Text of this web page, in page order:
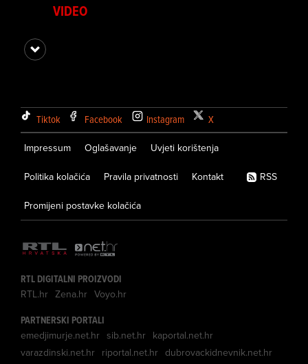
VIDEO
Tiktok Facebook Instagram X
Impressum Oglašavanje Uvjeti korištenja
Politika kolačića Pravila privatnosti Kontakt
Promijeni postavke kolačića
RSS
RTL DIGITALNI PROIZVODI
RTL.hr Zena.hr Voyo.hr
PARTNERSKI PORTALI
emedjimurje.net.hr sib.net.hr kaportal.net.hr
varazdinski.net.hr riportal.net.hr dubrovackidnevnik.net.hr